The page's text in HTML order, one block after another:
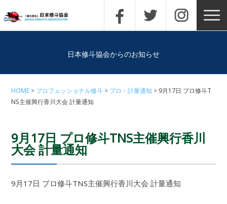
日本修斗協会からのお知らせ
HOME プロフェッショナル修斗 プロ・計量通知
9月17日 プロ修斗T
NS主催興行香川大会 計量通知
9月17日 プロ修斗TNS主催興行香川
大会 計量通知
9月17日 プロ修斗TNS主催興行香川大会 計量通知